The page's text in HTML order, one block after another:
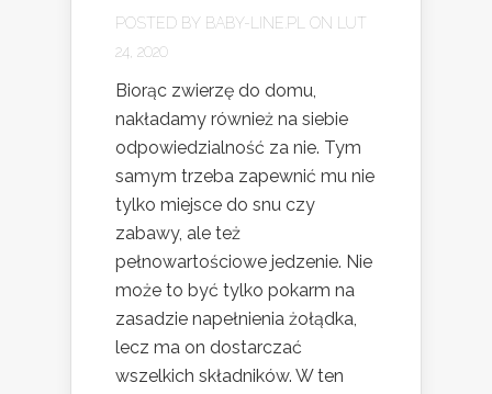
POSTED BY BABY-LINE.PL ON LUT
24, 2020
Biorąc zwierzę do domu,
nakładamy również na siebie
odpowiedzialność za nie. Tym
samym trzeba zapewnić mu nie
tylko miejsce do snu czy
zabawy, ale też
pełnowartościowe jedzenie. Nie
może to być tylko pokarm na
zasadzie napełnienia żołądka,
lecz ma on dostarczać
wszelkich składników. W ten